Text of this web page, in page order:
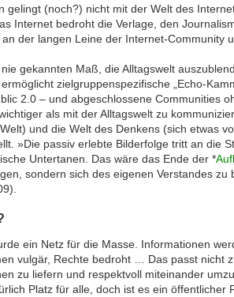
gelingt (noch?) nicht mit der Welt des
Internet bedroht die Verlage, den
der langen Leine der Internet-Community
gekannten Maß, die Alltagswelt
zielgruppenspezifische „Echo-
2.0 – und abgeschlossene Communities
als mit der Alltagswelt zu
und die Welt des Denkens (sich etwas
»Die passiv erlebte Bilderfolge tritt an die
Untertanen. Das wäre das Ende der *
sondern sich des eigenen Verstandes zu
ein Netz für die Masse. Informationen
vulgär, Rechte bedroht … Das passt nicht
zu liefern und respektvoll miteinander
Platz für alle, doch ist es ein öffentlicher